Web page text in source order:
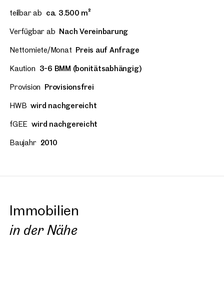
teilbar ab ca. 3.500 m²
Verfügbar ab Nach Vereinbarung
Nettomiete/Monat Preis auf Anfrage
Kaution 3-6 BMM (bonitätsabhängig)
Provision Provisionsfrei
HWB wird nachgereicht
fGEE wird nachgereicht
Baujahr 2010
Immobilien
in der Nähe